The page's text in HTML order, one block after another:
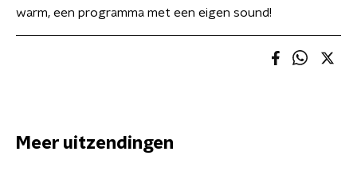
warm, een programma met een eigen sound!
Meer uitzendingen